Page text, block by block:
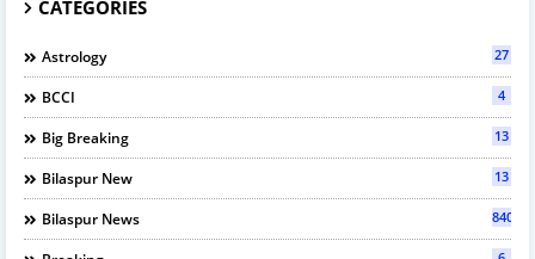
CATEGORIES
Astrology 27
BCCI 4
Big Breaking 13
Bilaspur New 13
Bilaspur News 840